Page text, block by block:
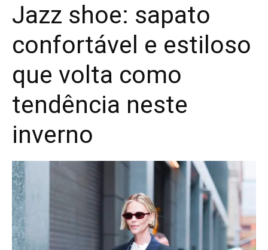
Jazz shoe: sapato
confortável e estiloso
que volta como
tendência neste
inverno